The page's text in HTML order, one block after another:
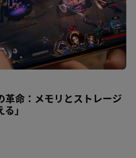
革命：メモリとストレージ
」